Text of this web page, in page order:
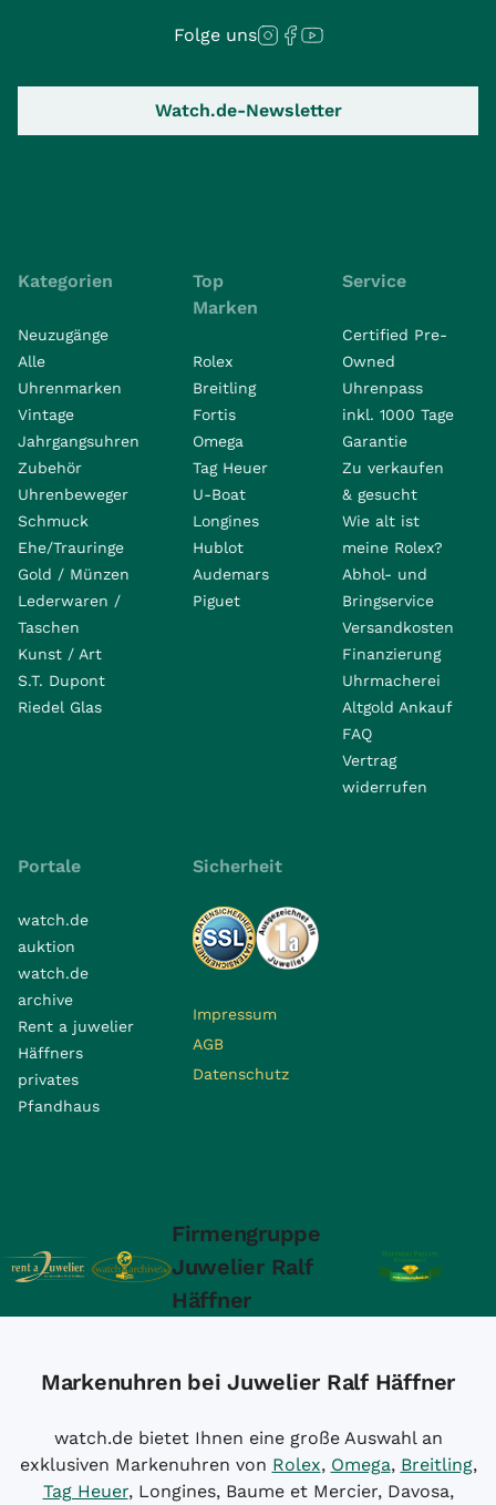
Folge uns
Watch.de-Newsletter
Kategorien
Neuzugänge
Alle
Uhrenmarken
Vintage
Jahrgangsuhren
Zubehör
Uhrenbeweger
Schmuck
Ehe/Trauringe
Gold / Münzen
Lederwaren /
Taschen
Kunst / Art
S.T. Dupont
Riedel Glas
Top
Marken
Rolex
Breitling
Fortis
Omega
Tag Heuer
U-Boat
Longines
Hublot
Audemars
Piguet
Service
Certified Pre-
Owned
Uhrenpass
inkl. 1000 Tage
Garantie
Zu verkaufen
& gesucht
Wie alt ist
meine Rolex?
Abhol- und
Bringservice
Versandkosten
Finanzierung
Uhrmacherei
Altgold Ankauf
FAQ
Vertrag
widerrufen
Portale
watch.de
auktion
watch.de
archive
Rent a juwelier
Häffners
privates
Pfandhaus
Sicherheit
Impressum
AGB
Datenschutz
Firmengruppe
Juwelier Ralf
Häffner
Markenuhren bei Juwelier Ralf Häffner
watch.de bietet Ihnen eine große Auswahl an
exklusiven Markenuhren von Rolex, Omega, Breitling,
Tag Heuer, Longines, Baume et Mercier, Davosa,